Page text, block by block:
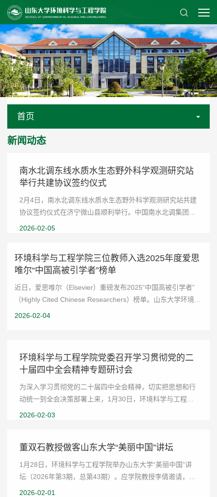
首页
新闻动态
南水北调东线水质水生态野外科学观测研究站
举行共建协议签约仪式
2月4日，南水北调东线水质水生态野外科学观测研究站共建
协议签约仪式在济宁微山县顺利举行。中国南水北调集团有
限公司副总经理吴险峰，科技创新部主任冯旭松，东线有限
2026-02-05
环境科学与工程学院三位教师入选2025年度爱思
唯尔“中国高被引学者”榜单
近日，爱思唯尔（Elsevier）重磅发布2025“中国高被引学者”
（Highly Cited Chinese Researchers）榜单。山东大学环境科
学与工程学院高宝玉教授、刘汝涛教授和岳钦艳教授入选2025
2026-02-04
环境科学与工程学院党委召开学习贯彻党的二
十届四中全会精神专题研讨会
为深入学习贯彻党的二十届四中全会精神，切实把思想和行
动统一到全会决策部署上来，1月30日，环境科学与工程学
院党委召开专题研讨会。青岛校区党工委副书记、环境科学
2026-02-03
董双石教授做客山东大学“美丽中国”讲坛
1月28日，环境科学与工程学院举办山东大学“美丽中国”讲
坛（2026年第3期，总第43期）。应学院教授李倩邀请，吉
林大学新能源与环境学院院长、国家高层次人才特聘教授董
2026-02-01